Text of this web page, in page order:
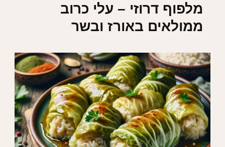
מלפוף דרוזי – עלי כרוב
ממולאים באורז ובשר